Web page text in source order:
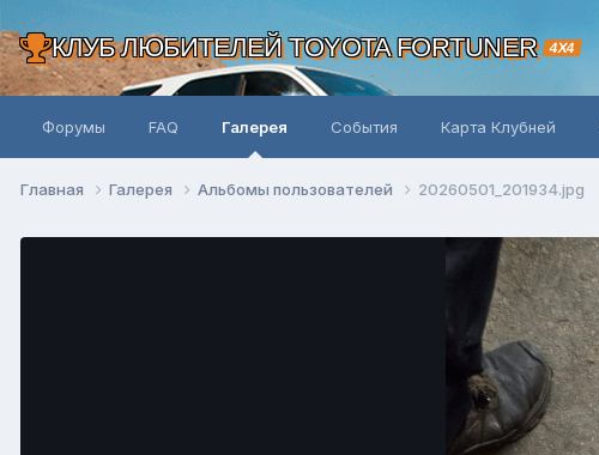
КЛУБ ЛЮБИТЕЛЕЙ TOYOTA FORTUNER 4X4
Форумы FAQ Галерея События Карта Клубней
Главная Галерея Альбомы пользователей 20260501_201934.jpg